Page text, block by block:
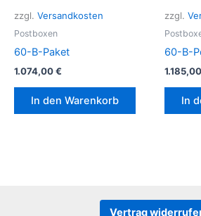
zzgl. Versandkosten
Postboxen
60-B-Paket
1.074,00€
In den Warenkorb
zzgl.
60-B-
1.185,00
In
Vertrag